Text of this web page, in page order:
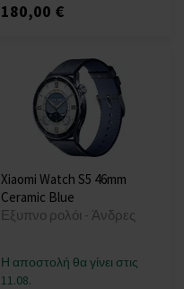
180,00 €
Xiaomi Watch S5 46mm
Ceramic Blue
Εξυπνο ρολόι - Άνδρες
Η αποστολή θα γίνει στις
11.08.